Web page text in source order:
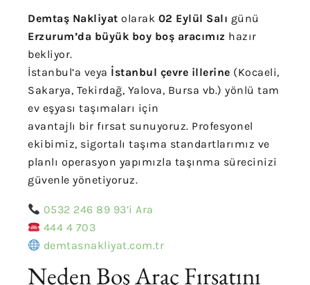
Demtaş Nakliyat olarak 02 Eylül Salı günü
Erzurum’da büyük boy boş aracımız hazır
bekliyor.
İstanbul’a veya İstanbul çevre illerine (Kocaeli,
Sakarya, Tekirdağ, Yalova, Bursa vb.) yönlü tam
ev eşyası taşımaları için
avantajlı bir fırsat sunuyoruz. Profesyonel
ekibimiz, sigortalı taşıma standartlarımız ve
planlı operasyon yapımızla taşınma sürecinizi
güvenle yönetiyoruz.
0532 246 89 93’i Ara
444 4 703
demtasnakliyat.com.tr
Neden Boş Araç Fırsatını